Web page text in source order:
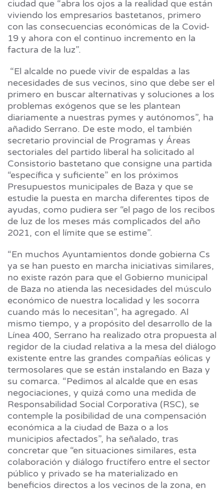
ciudad que “abra los ojos a la realidad que están
viviendo los empresarios bastetanos, primero
con las consecuencias económicas de la Covid-
19 y ahora con el continuo incremento en la
factura de la luz”.
“El alcalde no puede vivir de espaldas a las
necesidades de sus vecinos, sino que debe ser el
primero en buscar alternativas y soluciones a los
problemas exógenos que se les plantean
diariamente a nuestras pymes y autónomos”, ha
añadido Serrano. De este modo, el también
secretario provincial de Programas y Áreas
sectoriales del partido liberal ha solicitado al
Consistorio bastetano que consigne una partida
“específica y suficiente” en los próximos
Presupuestos municipales de Baza y que se
estudie la puesta en marcha diferentes tipos de
ayudas, como pudiera ser “el pago de los recibos
de luz de los meses más complicados del año
2021, con el límite que se estime”.
“En muchos Ayuntamientos donde gobierna Cs
ya se han puesto en marcha iniciativas similares,
no existe razón para que el Gobierno municipal
de Baza no atienda las necesidades del músculo
económico de nuestra localidad y les socorra
cuando más lo necesitan”, ha agregado. Al
mismo tiempo, y a propósito del desarrollo de la
Línea 400, Serrano ha realizado otra propuesta al
regidor de la ciudad relativa a la mesa del diálogo
existente entre las grandes compañías eólicas y
termosolares que se están instalando en Baza y
su comarca. “Pedimos al alcalde que en esas
negociaciones, y quizá como una medida de
Responsabilidad Social Corporativa (RSC), se
contemple la posibilidad de una compensación
económica a la ciudad de Baza o a los
municipios afectados”, ha señalado, tras
concretar que “en situaciones similares, esta
colaboración y diálogo fructífero entre el sector
público y privado se ha materializado en
beneficios directos a los vecinos de la zona, en